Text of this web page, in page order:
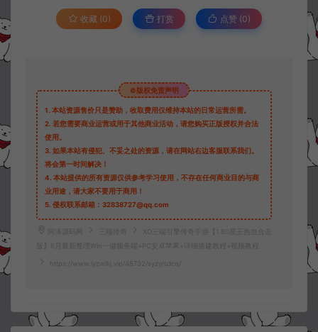
收藏 (0) 打赏 点赞 (0)
©版权免责声明
1. 本站资源售价只是赞助，收取费用仅维持本站的日常运营所需。
2. 若您需要商业运营或用于其他商业活动，请您购买正版授权并合法
使用。
3. 如果本站有侵犯、不妥之处的资源，请在网站右边客服联系我们。
将会第一时间解决！
4. 本站提供的所有资源仅供参考学习使用，不存在任何商业目的与商
业用途，请大家不要用于商用！
5. 侵权联系邮箱：32838727@qq.com
阿泽源码网 三端传奇
XO三端引擎传奇手游【1.80星王热血合击
版】6月最新整理Win一键服务端+PC安卓苹果+详细搭建教程+视频教程
https://www.lyzwlkj.vip/48732/syzy/sdcq/